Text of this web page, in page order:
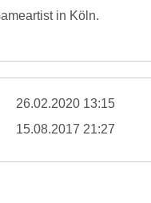
in Köln.
26.02.2020 13:15
15.08.2017 21:27